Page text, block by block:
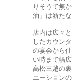
りそうで無
油」は新た
店内は広々
したカウン
の宴会から
い時まで幅
高松三越の
エーション